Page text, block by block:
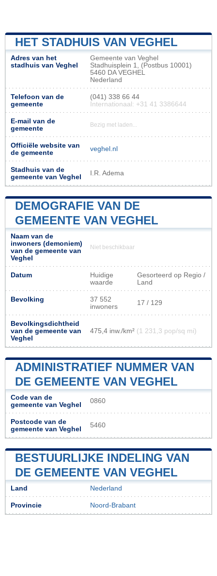
HET STADHUIS VAN VEGHEL
Adres van het
stadhuis van Veghel
Gemeente van Veghel
Stadhuisplein 1, (Postbus 10001)
5460 DA VEGHEL
Nederland
Telefoon van de
gemeente
(041) 338 66 44
Internationaal: +31 41 3386644
E-mail van de
gemeente
Bezig met laden...
Officiële website van
de gemeente
veghel.nl
Stadhuis van de
gemeente van Veghel
I.R. Adema
DEMOGRAFIE VAN DE
GEMEENTE VAN VEGHEL
Naam van de
inwoners (demoniem)
van de gemeente van
Veghel
Niet beschikbaar
Datum
Huidige
waarde
Gesorteerd op Regio /
Land
Bevolking
37 552
inwoners
17 / 129
Bevolkingsdichtheid
van de gemeente van
Veghel
475,4 inw./km² (1 231,3 pop/sq mi)
ADMINISTRATIEF NUMMER VAN
DE GEMEENTE VAN VEGHEL
Code van de
gemeente van Veghel
0860
Postcode van de
gemeente van Veghel
5460
BESTUURLIJKE INDELING VAN
DE GEMEENTE VAN VEGHEL
Land Nederland
Provincie Noord-Brabant